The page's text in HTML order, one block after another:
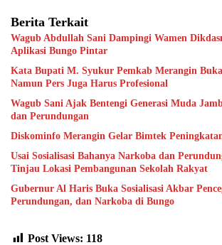
Berita Terkait
Wagub Abdullah Sani Dampingi Wamen
Aplikasi Bungo Pintar
Kata Bupati M. Syukur Pemkab Merangin
Namun Pers Juga Harus Profesional
Wagub Sani Ajak Bentengi Generasi Muda
dan Perundungan
Diskominfo Merangin Gelar Bimtek
Usai Sosialisasi Bahanya Narkoba dan
Tinjau Lokasi Pembangunan Sekolah Rakyat
Gubernur Al Haris Buka Sosialisasi Akbar
Perundungan, dan Narkoba di Bungo
Post Views: 118